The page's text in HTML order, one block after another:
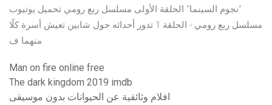
"نجوم السينما" الحلقة الأولى مسلسل ربع رومي تحميل يوتيوب
مسلسل ربع رومي - الحلقة 1 تدور أحداثه حول شابين تعيش أسرة كلًا
منهما ف
Man on fire online free
The dark kingdom 2019 imdb
افلام وثائقية عن الحيوانات بدون موسيقى